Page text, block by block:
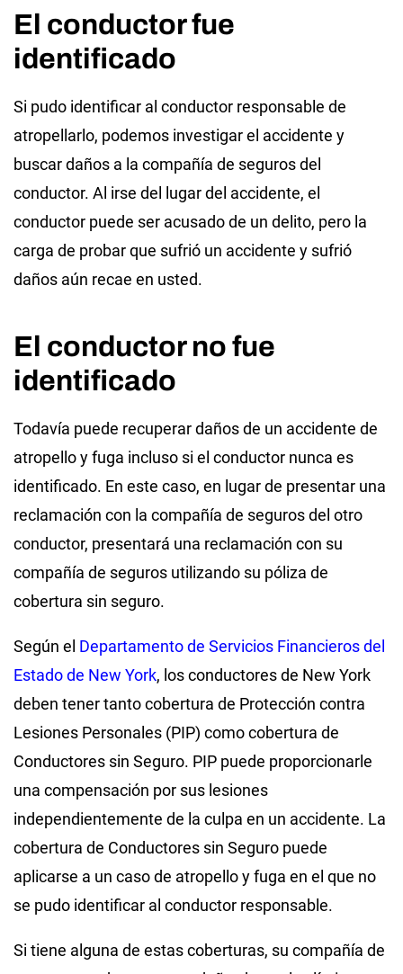
El conductor fue
identificado
Si pudo identificar al conductor responsable de
atropellarlo, podemos investigar el accidente y
buscar daños a la compañía de seguros del
conductor. Al irse del lugar del accidente, el
conductor puede ser acusado de un delito, pero la
carga de probar que sufrió un accidente y sufrió
daños aún recae en usted.
El conductor no fue
identificado
Todavía puede recuperar daños de un accidente de
atropello y fuga incluso si el conductor nunca es
identificado. En este caso, en lugar de presentar una
reclamación con la compañía de seguros del otro
conductor, presentará una reclamación con su
compañía de seguros utilizando su póliza de
cobertura sin seguro.
Según el Departamento de Servicios Financieros del
Estado de New York, los conductores de New York
deben tener tanto cobertura de Protección contra
Lesiones Personales (PIP) como cobertura de
Conductores sin Seguro. PIP puede proporcionarle
una compensación por sus lesiones
independientemente de la culpa en un accidente. La
cobertura de Conductores sin Seguro puede
aplicarse a un caso de atropello y fuga en el que no
se pudo identificar al conductor responsable.
Si tiene alguna de estas coberturas, su compañía de